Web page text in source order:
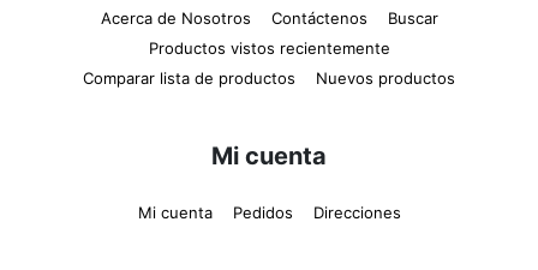
Acerca de Nosotros
Contáctenos
Buscar
Productos vistos recientemente
Comparar lista de productos
Nuevos productos
Mi cuenta
Mi cuenta Pedidos Direcciones